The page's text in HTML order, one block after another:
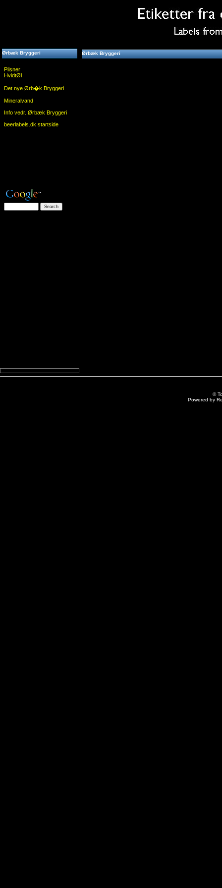
Ørbæk Bryggeri
Pilsner
HvidtØl
Det nye Ørb�k Bryggeri
Mineralvand
Info vedr. Ørbæk Bryggeri
beerlabels.dk startside
Ørbæk Bryggeri
©
Powered by